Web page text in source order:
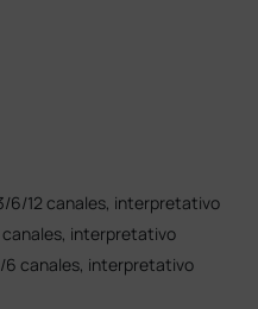
6/12 canales, interpretativo
canales, interpretativo
6 canales, interpretativo